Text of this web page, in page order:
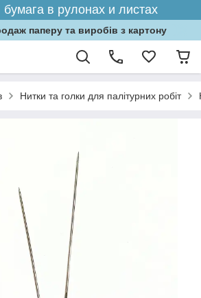
в рулонах и листах
паперу та виробів з картону
Нитки та голки для палітурних робіт